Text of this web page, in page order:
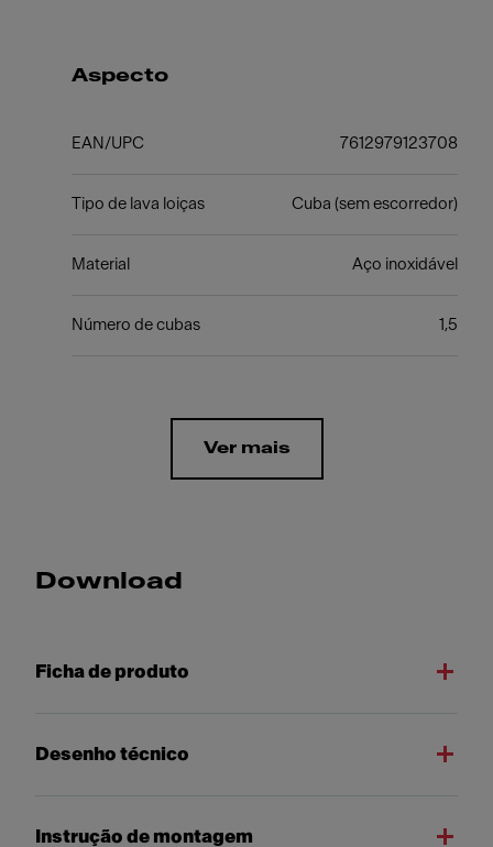
Aspecto
EAN/UPC 7612979123708
Tipo de lava loiças Cuba (sem escorredor)
Material Aço inoxidável
Número de cubas 1,5
Ver mais
Download
Ficha de produto
Desenho técnico
Instrução de montagem